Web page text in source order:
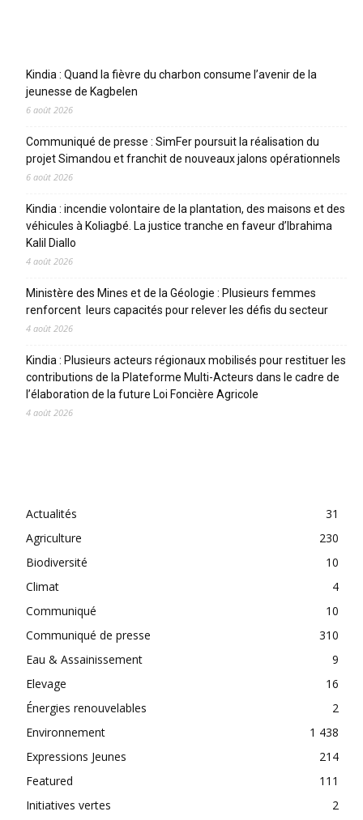
Kindia : Quand la fièvre du charbon consume l’avenir de la
jeunesse de Kagbelen
6 août 2026
Communiqué de presse : SimFer poursuit la réalisation du
projet Simandou et franchit de nouveaux jalons opérationnels
6 août 2026
Kindia : incendie volontaire de la plantation, des maisons et des
véhicules à Koliagbé. La justice tranche en faveur d’Ibrahima
Kalil Diallo
4 août 2026
Ministère des Mines et de la Géologie : Plusieurs femmes
renforcent leurs capacités pour relever les défis du secteur
4 août 2026
Kindia : Plusieurs acteurs régionaux mobilisés pour restituer les
contributions de la Plateforme Multi-Acteurs dans le cadre de
l’élaboration de la future Loi Foncière Agricole
4 août 2026
Actualités
31
Agriculture
230
Biodiversité
10
Climat
4
Communiqué
10
Communiqué de presse
310
Eau & Assainissement
9
Elevage
16
Énergies renouvelables
2
Environnement
1 438
Expressions Jeunes
214
Featured
111
Initiatives vertes
2